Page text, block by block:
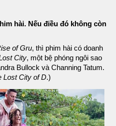
hài. Nếu điều đó không còn
of Gru, thì phim hài có doanh
City, một bệ phóng ngôi sao
Bullock và Channing Tatum.
Lost City of D.)